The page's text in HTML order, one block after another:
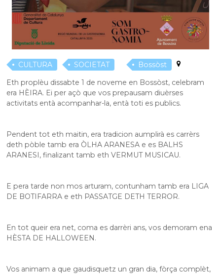
CULTURA SOCIETAT
Bossòst
Eth proplèu dissabte 1 de noveme en Bossòst, celebram
era HÈIRA. Ei per açò que vos prepausam diuèrses
activitats entà acompanhar-la, entà toti es publics.
Pendent tot eth maitin, era tradicion aumplirà es carrèrs
deth pòble tamb era ÒLHA ARANESA e es BALHS
ARANESI, finalizant tamb eth VERMUT MUSICAU.
E pera tarde non mos arturam, contunham tamb era LIGA
DE BOTIFARRA e eth PASSATGE DETH TERROR.
En tot queir era net, coma es darrèri ans, vos demoram ena
HÈSTA DE HALLOWEEN.
Vos animam a que gaudisquetz un gran dia, fòrça complèt,